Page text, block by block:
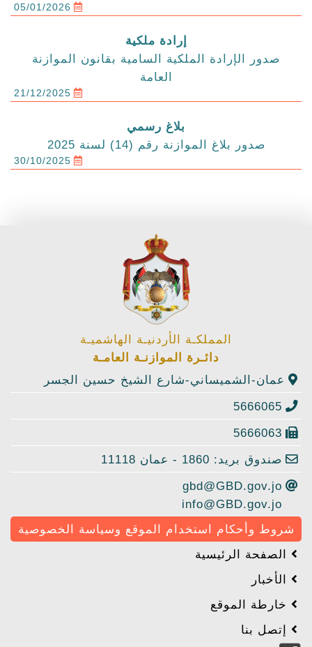
05/01/2026
إرادة ملكية
صدور الإرادة الملكية السامية بقانون الموازنة
العامة
21/12/2025
بلاغ رسمي
صدور بلاغ الموازنة رقم (14) لسنة 2025
30/10/2025
المملكـة الأردنيـة الهاشميـة
دائـرة الموازنـة العامـة
عمان-الشميساني-شارع الشيخ حسين الجسر
5666065
5666063
صندوق بريد: 1860 - عمان 11118
gbd@GBD.gov.jo
info@GBD.gov.jo
شروط وأحكام استخدام الموقع وسياسة الخصوصية
الصفحة الرئيسية
الأخبار
خارطة الموقع
إتصل بنا